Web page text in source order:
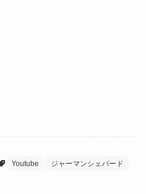
Youtube ジャーマンシェパード